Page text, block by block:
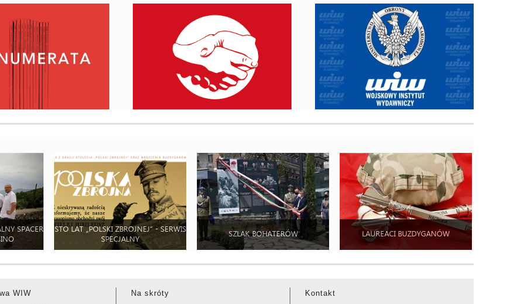
SPACER
STO LAT „POLSKI ZBROJNEJ” - SERWIS
SPECJALNY
SZLAK BOHATERÓW LAUREACI BUZDYGANÓW
WIW
Na skróty Kontakt